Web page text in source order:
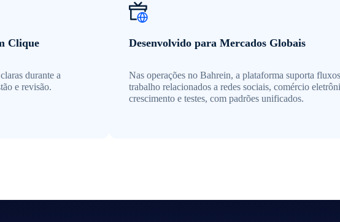
Clique
durante a
e revisão.
Desenvolvido para Mercados Globais
Nas operações no Bahrein, a plataforma suporta
trabalho relacionados a redes sociais, comércio
crescimento e testes, com padrões unificados.